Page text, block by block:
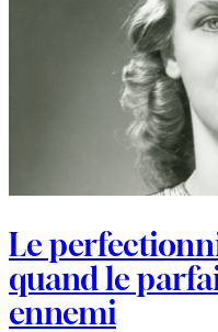
Le
quand le
ennemi